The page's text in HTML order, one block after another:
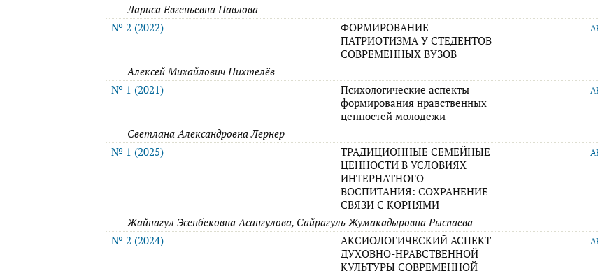
Лариса Евгеньевна Павлова
№ 2 (2022)
ФОРМИРОВАНИЕ
ПАТРИОТИЗМА У СТЕДЕНТОВ
СОВРЕМЕННЫХ ВУЗОВ
Алексей Михайлович Пихтелёв
№ 1 (2021)
Психологические аспекты
формирования нравственных
ценностей молодежи
Светлана Александровна Лернер
№ 1 (2025)
ТРАДИЦИОННЫЕ СЕМЕЙНЫЕ
ЦЕННОСТИ В УСЛОВИЯХ
ИНТЕРНАТНОГО
ВОСПИТАНИЯ: СОХРАНЕНИЕ
СВЯЗИ С КОРНЯМИ
Жайнагул Эсенбековна Асангулова, Сайрагуль Жумакадыровна Рыспаева
№ 2 (2024)
АКСИОЛОГИЧЕСКИЙ АСПЕКТ
ДУХОВНО-НРАВСТВЕННОЙ
КУЛЬТУРЫ СОВРЕМЕННОЙ